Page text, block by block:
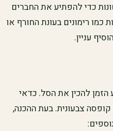
כדי להפתיע את החברים
כמו רימונים בעונת החורף או
עניין.
להכין את הסל. כדאי
קופסה צבעונית. בעת ההכנה,